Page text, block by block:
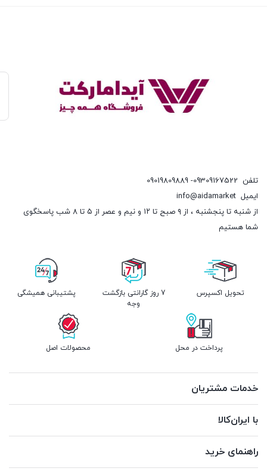
تلفن 09309167522- 09019809889
ایمیل info@aidamarket
از شنبه تا پنجشنبه ، از ۹ صبح تا ۱۲ و نیم و عصر از ۵ تا ۸ شب پاسخگوی
شما هستیم
تحویل اکسپرس
7 روز گارانتی بازگشت
وجه
پشتیبانی همیشگی
پرداخت در محل محصولات اصل
خدمات مشتریان
با ایران‌کالا
راهنمای خرید